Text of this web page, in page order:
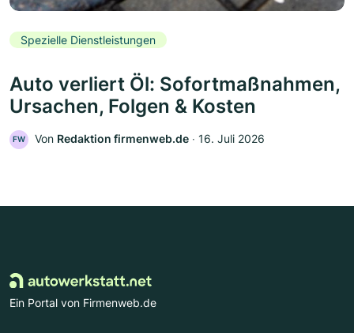
Spezielle Dienstleistungen
Auto verliert Öl: Sofortmaßnahmen,
Ursachen, Folgen & Kosten
FW Von Redaktion firmenweb.de ‧ 16. Juli 2026
Ein Portal von Firmenweb.de